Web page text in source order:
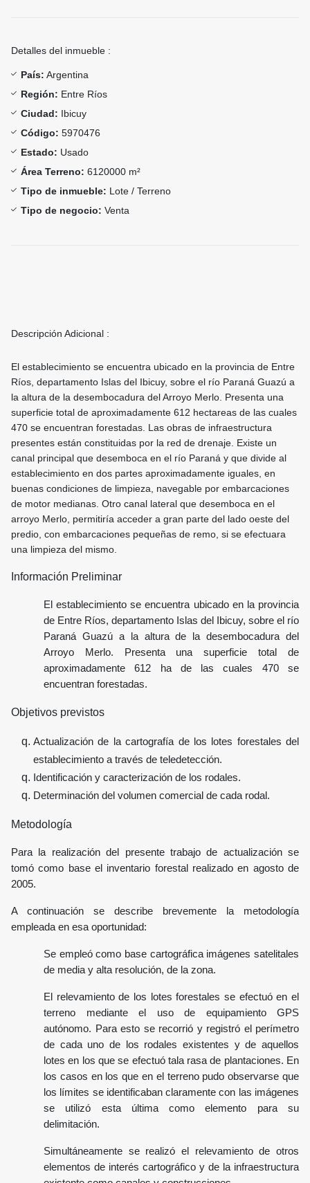
Detalles del inmueble :
País: Argentina
Región: Entre Ríos
Ciudad: Ibicuy
Código: 5970476
Estado: Usado
Área Terreno: 6120000 m²
Tipo de inmueble: Lote / Terreno
Tipo de negocio: Venta
Descripción Adicional :
El establecimiento se encuentra ubicado en la provincia de Entre
Ríos, departamento Islas del Ibicuy, sobre el río Paraná Guazú a
la altura de la desembocadura del Arroyo Merlo. Presenta una
superficie total de aproximadamente 612 hectareas de las cuales
470 se encuentran forestadas. Las obras de infraestructura
presentes están constituidas por la red de drenaje. Existe un
canal principal que desemboca en el río Paraná y que divide al
establecimiento en dos partes aproximadamente iguales, en
buenas condiciones de limpieza, navegable por embarcaciones
de motor medianas. Otro canal lateral que desemboca en el
arroyo Merlo, permitiría acceder a gran parte del lado oeste del
predio, con embarcaciones pequeñas de remo, si se efectuara
una limpieza del mismo.
Información Preliminar
El establecimiento se encuentra ubicado en la provincia
de Entre Ríos, departamento Islas del Ibicuy, sobre el río
Paraná Guazú a la altura de la desembocadura del
Arroyo Merlo. Presenta una superficie total de
aproximadamente 612 ha de las cuales 470 se
encuentran forestadas.
Objetivos previstos
Actualización de la cartografía de los lotes forestales del
establecimiento a través de teledetección.
Identificación y caracterización de los rodales.
Determinación del volumen comercial de cada rodal.
Metodología
Para la realización del presente trabajo de actualización se
tomó como base el inventario forestal realizado en agosto de
2005.
A continuación se describe brevemente la metodología
empleada en esa oportunidad:
Se empleó como base cartográfica imágenes satelitales
de media y alta resolución, de la zona.
El relevamiento de los lotes forestales se efectuó en el
terreno mediante el uso de equipamiento GPS
autónomo. Para esto se recorrió y registró el perímetro
de cada uno de los rodales existentes y de aquellos
lotes en los que se efectuó tala rasa de plantaciones. En
los casos en los que en el terreno pudo observarse que
los límites se identificaban claramente con las imágenes
se utilizó esta última como elemento para su
delimitación.
Simultáneamente se realizó el relevamiento de otros
elementos de interés cartográfico y de la infraestructura